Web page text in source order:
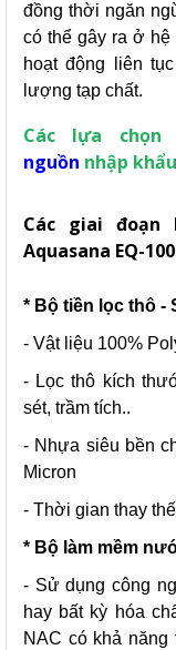
đồng thời ngăn
có thể gây ra ở hệ
hoạt động liên
lượng tạp chất.
Các lựa chọn
nguồn nhập
Các giai đoạn
Aquasana EQ-
* Bộ tiền lọc thô -
- Vật liệu 100%
- Lọc thô kích
sét, trầm tích..
- Nhựa siêu bền
Micron
- Thời gian thay
* Bộ làm mềm
- Sử dụng công
hay bất kỳ hóa
NAC có khả